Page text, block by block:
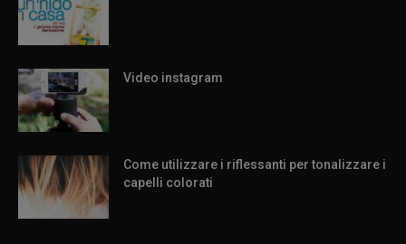
Video instagram
Come utilizzare i riflessanti per tonalizzare i
capelli colorati